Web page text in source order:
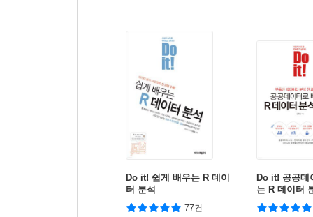
Do it! 쉽게 배우는 R 데이
터 분석
77건
Do it! 공공데
는 R 데이터
이니